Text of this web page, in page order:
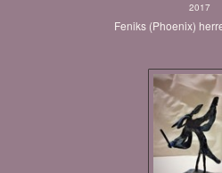
2017
Feniks (Phoenix)